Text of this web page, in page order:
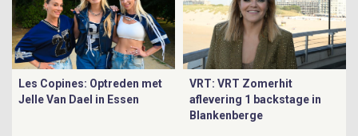
Les Copines: Optreden met
Jelle Van Dael in Essen
VRT: VRT Zomerhit
aflevering 1 backstage in
Blankenberge